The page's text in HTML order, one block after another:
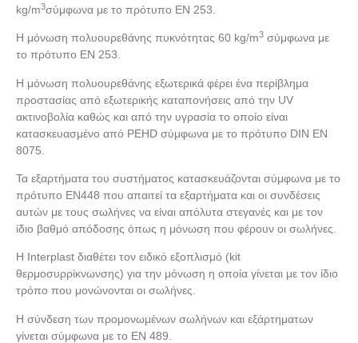
kg/m3σύμφωνα με το πρότυπο EN 253.
Η μόνωση πολυουρεθάνης πυκνότητας 60 kg/m3 σύμφωνα με
το πρότυπο EN 253.
Η μόνωση πολυουρεθάνης εξωτερικά φέρει ένα περίβλημα
προστασίας από εξωτερικής καταπονήσεις από την UV
ακτινοβολία καθώς και από την υγρασία το οποίο είναι
κατασκευασμένο από PEHD σύμφωνα με το πρότυπο DIN EN
8075.
Τα εξαρτήματα του συστήματος κατασκευάζονται σύμφωνα με το
πρότυπο EN448 που απαιτεί τα εξαρτήματα και οι συνδέσεις
αυτών με τους σωλήνες να είναι απόλυτα στεγανές και με τον
ίδιο βαθμό απόδοσης όπως η μόνωση που φέρουν οι σωλήνες.
H Interplast διαθέτει τον ειδικό εξοπλισμό (kit
θερμοσυρρίκνωνσης) για την μόνωση η οποία γίνεται με τον ίδιο
τρόπο που μονώνονται οι σωλήνες.
Η σύνδεση των προμονωμένων σωλήνων και εξάρτηματων
γίνεται σύμφωνα με το EN 489.